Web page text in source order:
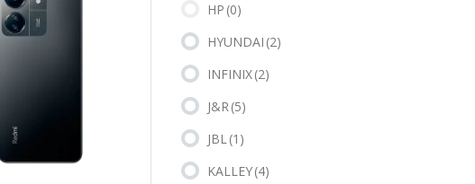
HP (0)
HYUNDAI (2)
INFINIX(2)
J&R(5)
JBL(1)
KALLEY(4)